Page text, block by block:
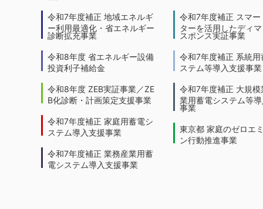
令和7年度補正 地域エネルギ
ー利用最適化・省エネルギー
診断拡充事業
令和8年度 省エネルギー設備
投資利子補給金
令和8年度 ZEB実証事業／ZE
B化診断・計画策定支援事業
令和7年度補正 家庭用蓄電シ
ステム導入支援事業
令和7年度補正 業務産業用蓄
電システム導入支援事業
令和7年度補正 スマー
ターを活用したディ
スポンス実証事業
令和7年度補正 系統用
ステム等導入支援事業
令和7年度補正 大規模
業用蓄電システム等
事業
東京都 家庭のゼロエ
ン行動推進事業